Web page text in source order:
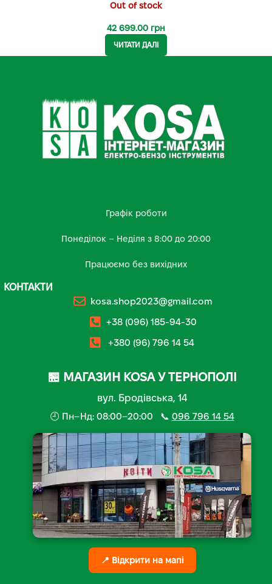
Out of stock
42 699.00 грн
ЧИТАТИ ДАЛІ
Графік роботи
Понеділок – Неділя з 8:00 до 20:00
Працюємо без вихідних
КОНТАКТИ
kosa.shop2023@gmail.com
+38 (096) 185-94-30
+380 (96) 796 14 54
🏪 МАГАЗИН KOSA У ТЕРНОПОЛІ
вул. Бродівська, 14
🕘 Пн–Нд: 08:00–20:00 📞 096 796 14 54
📍 Відкрити на мапі